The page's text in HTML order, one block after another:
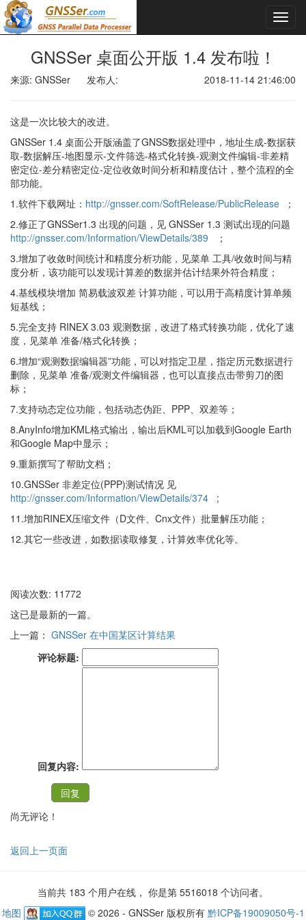
GNSSer 桌面公开版 1.4 发布啦！
2018-11-14 21:46:00
来源: GNSSer 发布人:
这是一次比较大的改进。
GNSSer 1.4 桌面公开版涵盖了GNSS数据处理中，地址生成-数据获
取-数据解压-地图显示-文件筛选-格式化转换-观测文件编辑-非差精
密定位-差分精密定位-定位收敛时间分析和精度估计，整个流程的全
部功能。
1.软件下载网址： http://gnsser.com/SoftRelease/PublicRelease ；
2.修正了GNSSer1.3 出现的问题，见 GNSSer 1.3 测试出现的问题
http://gnsser.com/Information/ViewDetails/389 ；
3.增加了收敛时间统计和精度分析功能，见菜单 工具/收敛时间与精
度分析，该功能可以发现计算差的数据并估计结果外符合精度；
4.基线模块增加 简易载波双差 计算功能，可以用于高精度计算单频
短基线；
5.完全支持 RINEX 3.03 观测数据，改进了格式转换功能，优化了速
度，见菜单 准备/格式化转换；
6.增加“观测数据编辑器”功能，可以对指定卫星，指定历元数据进行
删除，见菜单 准备/观测文件编辑器，也可以直接点击带剪刀的图
标；
7.支持动态定位功能，包括动态伪距、PPP、双差等；
8.AnyInfo增加KML格式输出，输出后KML可以加载到Google Earth
和Google Map中显示；
9.重新撰写了帮助文档；
10.GNSSer 非差定位(PPP)测试情况 见
http://gnsser.com/Information/ViewDetails/374 ;
11.增加RINEX压缩文件（D文件、Cnx文件）批量解压功能；
12.其它一些改进，如数据读取修复，计算效率优化等。
阅读次数: 11772
这已是最新的一篇。
上一篇： GNSSer 在中国某区计算结果
评论标题:
回复内容:
尚无评论！
返回上一页面
当前共 183 个用户在线， 你是第 5516018 个访问者。
地图
© 2026 - GNSSer 版权所有 黔ICP备19009050号-1